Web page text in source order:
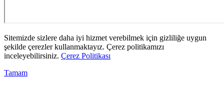
Sitemizde sizlere daha iyi hizmet verebilmek için gizliliğe uygun
şekilde çerezler kullanmaktayız. Çerez politikamızı
inceleyebilirsiniz. Çerez Politikası
Tamam